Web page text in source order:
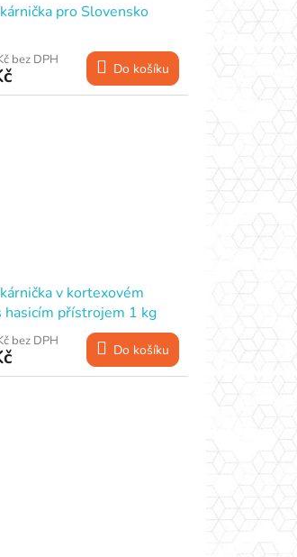
pro Slovensko
bez DPH
Do košíku
v kortexovém
hasicím přístrojem 1 kg
bez DPH
Do košíku